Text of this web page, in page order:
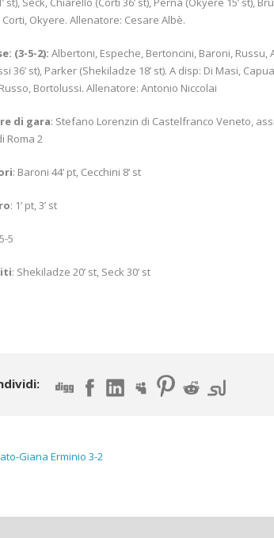
Okyere. Allenatore: Cesare Albè.
(3-5-2): Albertoni, Espeche, Bertoncini, Baroni, Russu,
36’ st), Parker (Shekiladze 18’ st). A disp: Di Masi,
Bortolussi. Allenatore: Antonio Niccolai
di gara: Stefano Lorenzin di Castelfranco Veneto,
Roma 2
: Baroni 44’ pt, Cecchini 8’ st
: 1’ pt, 3’ st
5
: Shekiladze 20’ st, Seck 30’ st
Giana Erminio 3-2